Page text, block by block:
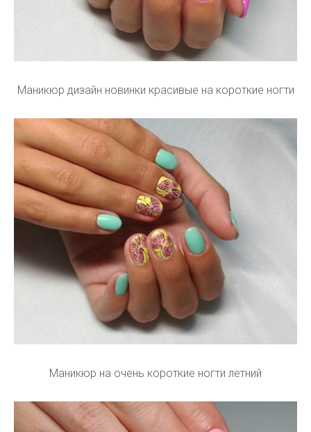
Маникюр дизайн новинки красивые на короткие ногти
Маникюр на очень короткие ногти летний